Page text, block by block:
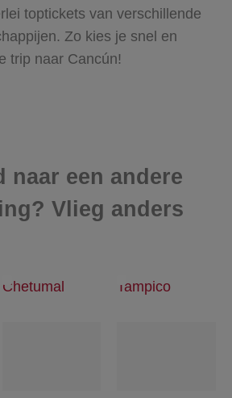
toptickets van verschillende
Zo kies je snel en
trip naar Cancún!
naar een andere
Vlieg anders
Chetumal Tampico